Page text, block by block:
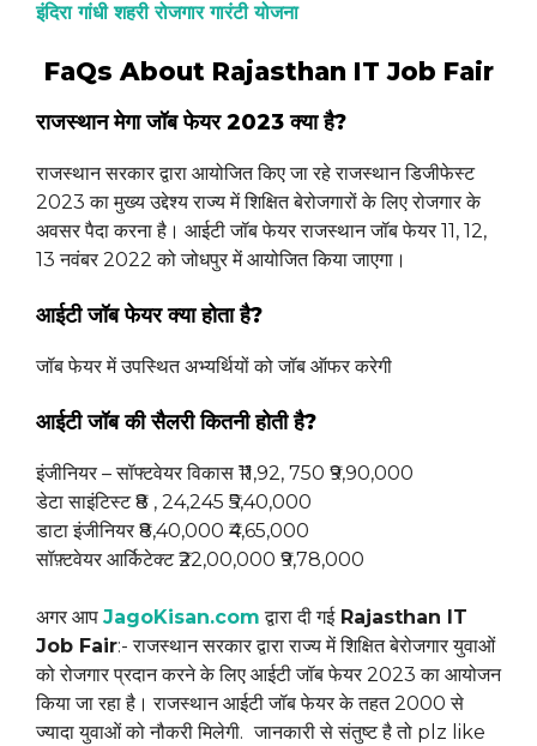
इंदिरा गांधी शहरी रोजगार गारंटी योजना
FaQs About Rajasthan IT Job Fair
राजस्थान मेगा जॉब फेयर 2023 क्या है?
राजस्थान सरकार द्वारा आयोजित किए जा रहे राजस्थान डिजीफेस्ट
2023 का मुख्य उद्देश्य राज्य में शिक्षित बेरोजगारों के लिए रोजगार के
अवसर पैदा करना है। आईटी जॉब फेयर राजस्थान जॉब फेयर 11, 12,
13 नवंबर 2022 को जोधपुर में आयोजित किया जाएगा।
आईटी जॉब फेयर क्या होता है?
जॉब फेयर में उपस्थित अभ्यर्थियों को जॉब ऑफर करेगी
आईटी जॉब की सैलरी कितनी होती है?
इंजीनियर – सॉफ्टवेयर विकास ₹11,92, 750 ₹9,90,000
डेटा साइंटिस्‍ट ₹8 , 24,245 ₹5,40,000
डाटा इंजीनियर ₹8,40,000 ₹4,65,000
सॉफ़्टवेयर आर्किटेक्‍ट ₹22,00,000 ₹9,78,000
अगर आप JagoKisan.com द्वारा दी गईRajasthan IT
Job Fair:- राजस्थान सरकार द्वारा राज्य में शिक्षित बेरोजगार युवाओं
को रोजगार प्रदान करने के लिए आईटी जॉब फेयर 2023 का आयोजन
किया जा रहा है। राजस्थान आईटी जॉब फेयर के तहत 2000 से
ज्यादा युवाओं को नौकरी मिलेगी. जानकारी से संतुष्ट है तो plz like